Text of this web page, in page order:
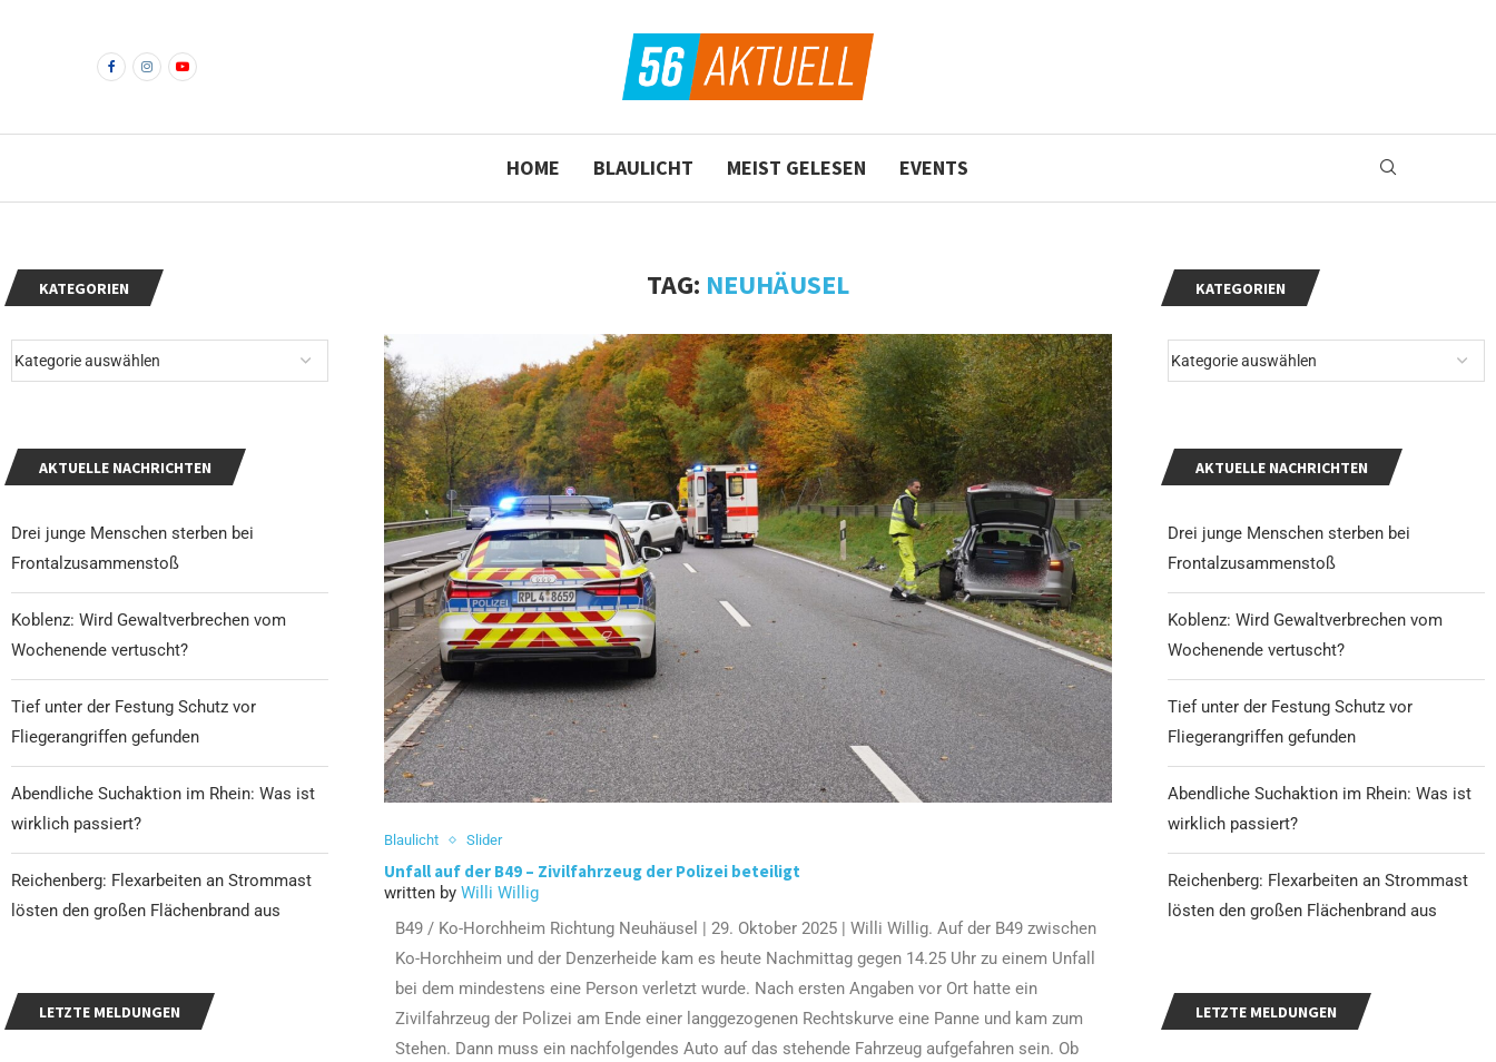
HOME BLAULICHT MEIST GELESEN EVENTS
TAG: NEUHÄUSEL
Blaulicht Slider
Unfall auf der B49 – Zivilfahrzeug der Polizei beteiligt
written by Willi Willig
B49 / Ko-Horchheim Richtung Neuhäusel | 29. Oktober 2025 | Willi Willig. Auf der B49 zwischen
Ko-Horchheim und der Denzerheide kam es heute Nachmittag gegen 14.25 Uhr zu einem Unfall
bei dem mindestens eine Person verletzt wurde. Nach ersten Angaben vor Ort hatte ein
Zivilfahrzeug der Polizei am Ende einer langgezogenen Rechtskurve eine Panne und kam zum
Stehen. Dann muss ein nachfolgendes Auto auf das stehende Fahrzeug aufgefahren sein. Ob
KATEGORIEN
AKTUELLE NACHRICHTEN
Drei junge Menschen sterben bei
Frontalzusammenstoß
Koblenz: Wird Gewaltverbrechen vom
Wochenende vertuscht?
Tief unter der Festung Schutz vor
Fliegerangriffen gefunden
Abendliche Suchaktion im Rhein: Was ist
wirklich passiert?
Reichenberg: Flexarbeiten an Strommast
lösten den großen Flächenbrand aus
LETZTE MELDUNGEN
KATEGORIEN
AKTUELLE NACHRICHTEN
Drei junge Menschen sterben bei
Frontalzusammenstoß
Koblenz: Wird Gewaltverbrechen vom
Wochenende vertuscht?
Tief unter der Festung Schutz vor
Fliegerangriffen gefunden
Abendliche Suchaktion im Rhein: Was ist
wirklich passiert?
Reichenberg: Flexarbeiten an Strommast
lösten den großen Flächenbrand aus
LETZTE MELDUNGEN